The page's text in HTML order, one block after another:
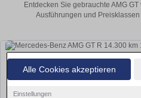
Alle Cookies akzeptieren
Einstellungen
Entdecken Sie gebrauchte AMG
Ausführungen und